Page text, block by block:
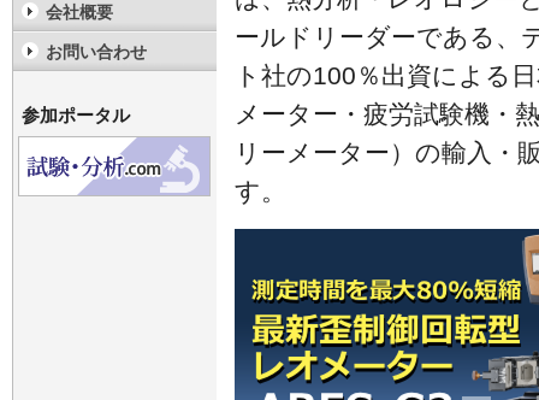
ールドリーダーである、
ト社の100％出資による
メーター・疲労試験機・
リーメーター）の輸入・
す。
会社概要
お問い合わせ
参加ポータル